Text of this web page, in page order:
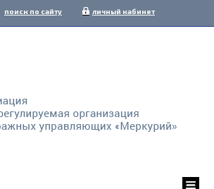
поиск по сайту личный кабинет